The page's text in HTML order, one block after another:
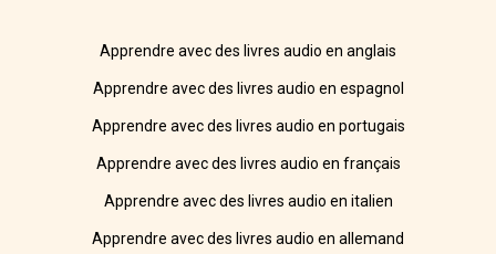
Apprendre avec des livres audio en anglais
Apprendre avec des livres audio en espagnol
Apprendre avec des livres audio en portugais
Apprendre avec des livres audio en français
Apprendre avec des livres audio en italien
Apprendre avec des livres audio en allemand